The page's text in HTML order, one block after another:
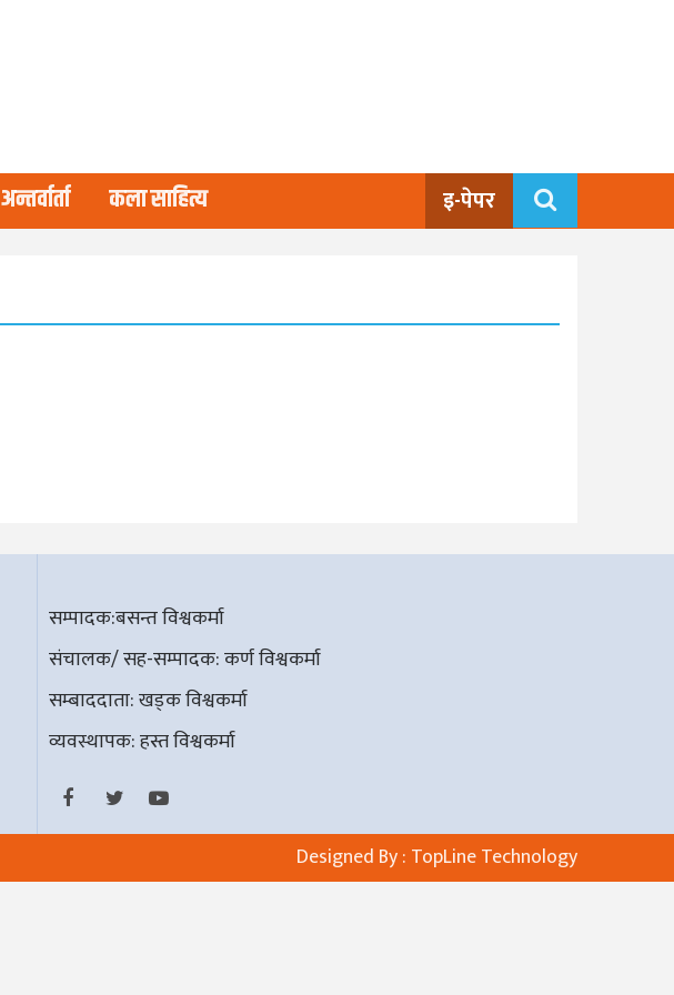
अन्तर्वार्ता कला साहित्य इ-पेपर
सम्पादक:बसन्त विश्वकर्मा
संचालक/ सह-सम्पादक: कर्ण विश्वकर्मा
सम्बाददाता: खड्क विश्वकर्मा
व्यवस्थापक: हस्त विश्वकर्मा
Designed By : TopLine Technology